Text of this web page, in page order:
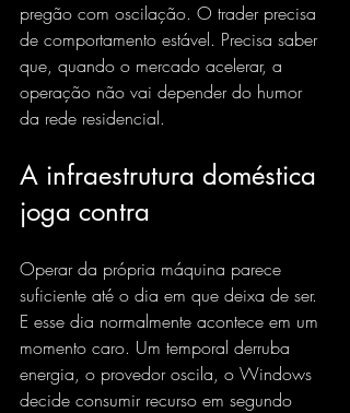
pregão com oscilação. O trader precisa
de comportamento estável. Precisa saber
que, quando o mercado acelerar, a
operação não vai depender do humor
da rede residencial.
A infraestrutura doméstica
joga contra
Operar da própria máquina parece
suficiente até o dia em que deixa de ser.
E esse dia normalmente acontece em um
momento caro. Um temporal derruba
energia, o provedor oscila, o Windows
decide consumir recurso em segundo